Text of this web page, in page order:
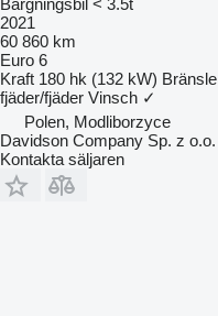
Bärgningsbil < 3.5t
2021
60 860 km
Euro 6
Kraft 180 hk (132 kW) Bränsle
fjäder/fjäder Vinsch ✓
Polen, Modliborzyce
Davidson Company Sp. z o.o.
Kontakta säljaren